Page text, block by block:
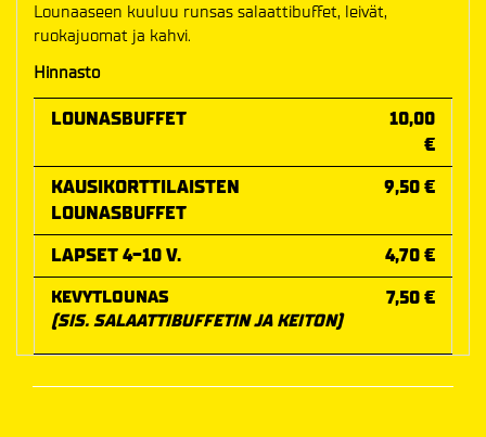
Lounaaseen kuuluu runsas salaattibuffet, leivät,
ruokajuomat ja kahvi.
Hinnasto
LOUNASBUFFET
10,00
€
KAUSIKORTTILAISTEN
LOUNASBUFFET
9,50 €
LAPSET 4-10 V. 4,70 €
KEVYTLOUNAS
(SIS. SALAATTIBUFFETIN JA KEITON)
7,50 €